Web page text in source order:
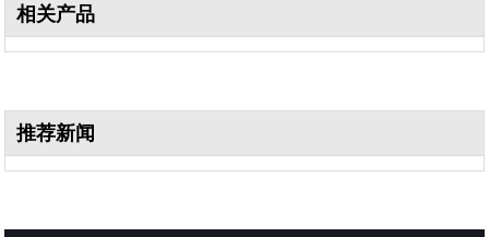
相关产品
推荐新闻